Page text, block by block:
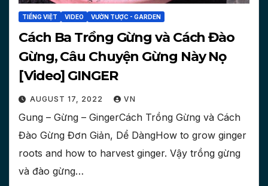
TIẾNG VIỆT VIDEO VƯỜN TƯỢC - GARDEN
Cách Ba Trồng Gừng và Cách Đào
Gừng, Câu Chuyện Gừng Này Nọ
[Video] GINGER
AUGUST 17, 2022 VN
Gung – Gừng – GingerCách Trồng Gừng và Cách
Đào Gừng Đơn Giản, Dể DàngHow to grow ginger
roots and how to harvest ginger. Vậy trồng gừng
và đào gừng…